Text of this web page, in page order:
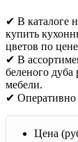
✔ В каталоге
купить
цветов по
✔ В
беленого
мебели.
✔ Оперативно
Цена